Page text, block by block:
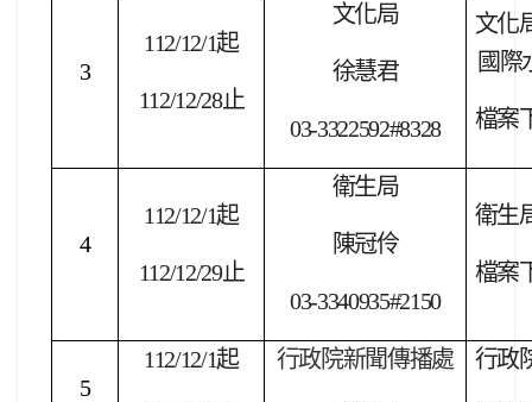
3
112/12/1起
112/12/28止
文化局
徐慧君
03-3322592#8328
文化
國際
檔案
4
112/12/1起
112/12/29止
衛生局
陳冠伶
03-3340935#2150
衛生
檔案
5
112/12/1起 行政院新聞傳播處 行政